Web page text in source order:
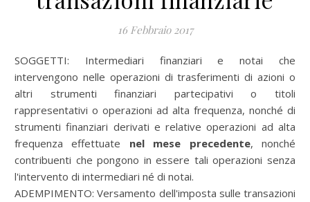
16 Febbraio 2017
SOGGETTI: Intermediari finanziari e notai che
intervengono nelle operazioni di trasferimenti di azioni o
altri strumenti finanziari partecipativi o titoli
rappresentativi o operazioni ad alta frequenza, nonché di
strumenti finanziari derivati e relative operazioni ad alta
frequenza effettuate nel mese precedente, nonché
contribuenti che pongono in essere tali operazioni senza
l'intervento di intermediari né di notai.
ADEMPIMENTO: Versamento dell'imposta sulle transazioni